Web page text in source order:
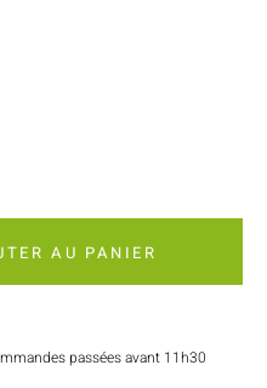
AU PANIER
passées avant 11h30